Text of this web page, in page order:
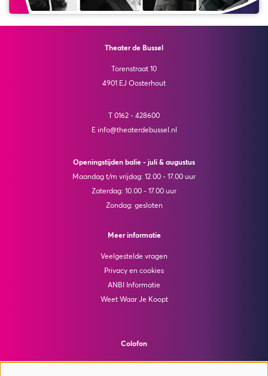
Theater de Bussel
Torenstraat 10
4901 EJ Oosterhout
T 0162 - 428600
E info@theaterdebussel.nl
Openingstijden balie - juli & augustus
Maandag t/m vrijdag: 12.00 - 17.00 uur
Zaterdag: 10.00 - 17.00 uur
Zondag: gesloten
Meer informatie
Veelgestelde vragen
Privacy en cookies
ANBI Informatie
Weet Waar Je Koopt
Colofon
© Theater de Bussel